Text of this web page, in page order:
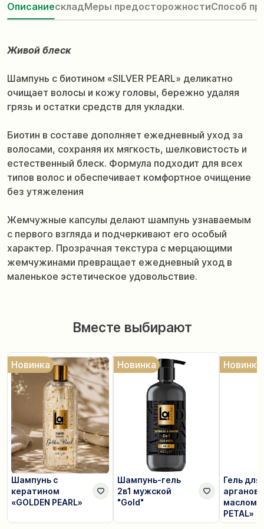
ОписаниескладМеры предосторожностиСпособ
Живой блеск
Шампунь с биотином «SILVER PEARL» деликатно
очищает волосы и кожу головы, бережно удаляя
грязь и остатки средств для укладки.
Биотин в составе дополняет ежедневный уход за
волосами, сохраняя их мягкость, шелковистость и
естественный блеск. Формула подходит для всех
типов волос и обеспечивает комфортное очищение
без утяжеления
Жемчужные капсулы делают шампунь узнаваемым
с первого взгляда и подчеркивают его особый
характер. Прозрачная текстура с мерцающими
жемчужинами превращает ежедневный уход в
маленькое эстетическое удовольствие.
Вместе выбирают
Новинка
Шампунь с
кератином
«GOLDEN PEARL»
Новинка
Шампунь-гель
2в1 мужской
"Gold"
Новинка
Гель
маслом
PETAL»